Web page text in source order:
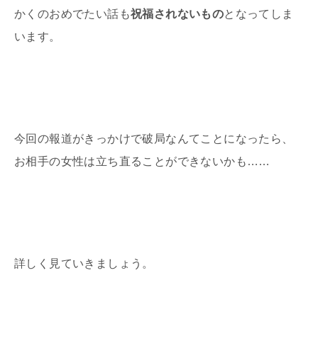
かくのおめでたい話も祝福されないものとなってしま
います。
今回の報道がきっかけで破局なんてことになったら、
お相手の女性は立ち直ることができないかも……
詳しく見ていきましょう。